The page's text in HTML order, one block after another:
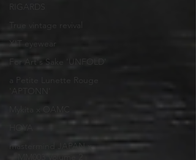
XIT eyewear
For Art's Sake 'UNFOLD'
a Petite Lunette Rouge
mastermind JAPAN x